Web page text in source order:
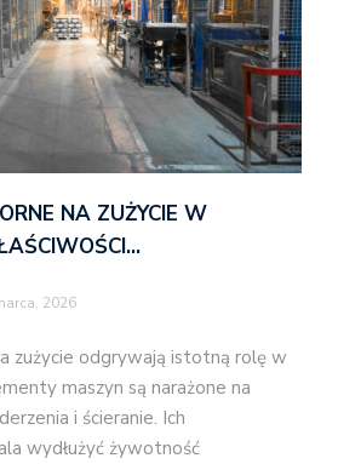
NA ZUŻYCIE W
2026
zużycie odgrywają istotną rolę w
maszyn są narażone na
i ścieranie. Ich
wydłużyć żywotność